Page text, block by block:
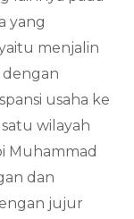
yang
menjalin
usaha ke
wilayah
Muhammad
dan
jujur